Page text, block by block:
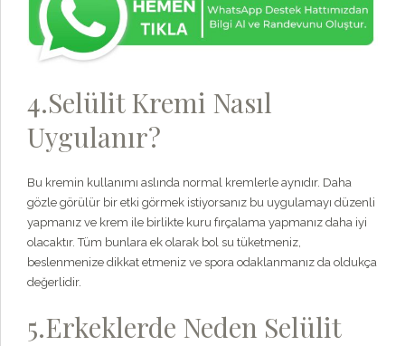
4.Selülit Kremi Nasıl
Uygulanır?
Bu kremin kullanımı aslında normal kremlerle aynıdır. Daha
gözle görülür bir etki görmek istiyorsanız bu uygulamayı düzenli
yapmanız ve krem ile birlikte kuru fırçalama yapmanız daha iyi
olacaktır. Tüm bunlara ek olarak bol su tüketmeniz,
beslenmenize dikkat etmeniz ve spora odaklanmanız da oldukça
değerlidir.
5.Erkeklerde Neden Selülit